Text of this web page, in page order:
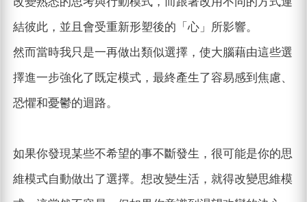
結彼此，並且會受重新形塑後的「心」所影響。
然而當時我只是一再做出類似選擇，使大腦藉由這些選
擇進一步強化了既定模式，最終產生了容易感到焦慮、
恐懼和憂鬱的迴路。
如果你發現某些不希望的事不斷發生，很可能是你的思
維模式自動做出了選擇。想改變生活，就得改變思維模